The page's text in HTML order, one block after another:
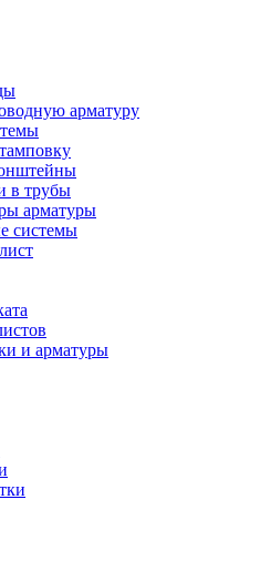
арматуру
в трубы
арматуры
системы
и арматуры